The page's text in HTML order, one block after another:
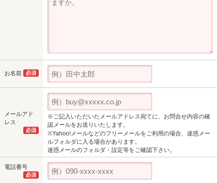
お名前 必須
メールアド
レス
必須
※ご記入いただいたメールアドレス宛てに、お問合せ内容の確
認メールをお送りいたします。
※Yahoo!メールなどのフリーメールをご利用の場合、迷惑メー
ルフォルダに入る場合があります。
迷惑メールのフォルダ・設定等をご確認下さい。
電話番号
必須